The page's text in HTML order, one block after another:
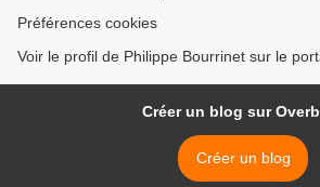
Préférences cookies
Voir le profil de Philippe Bourrinet sur le
Créer un blog sur
Créer un blog